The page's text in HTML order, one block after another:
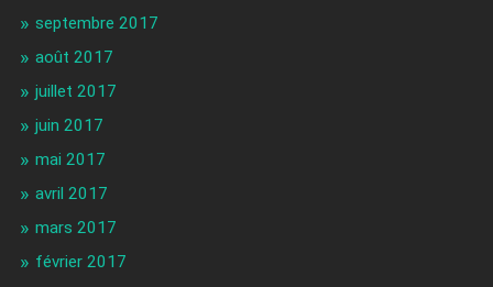
septembre 2017
août 2017
juillet 2017
juin 2017
mai 2017
avril 2017
mars 2017
février 2017